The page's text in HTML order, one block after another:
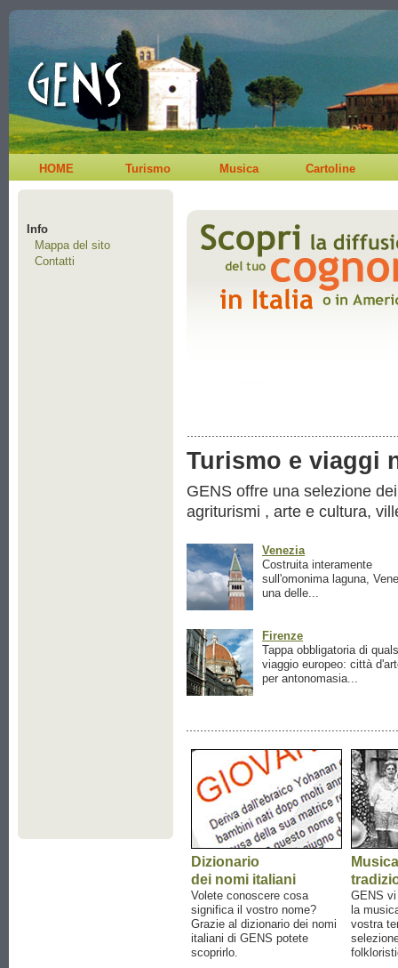
HOME Turismo Musica Cartoline
Info
Mappa del sito
Contatti
Turismo e viaggi
GENS offre una selezione
agriturismi , arte e cultura,
Venezia
Costruita interamente
sull'omonima laguna,
una delle...
Firenze
Tappa obbligatoria di
viaggio europeo: città
per antonomasia...
Dizionario
dei nomi italiani
Volete conoscere cosa
significa il vostro nome?
Grazie al dizionario dei nomi
italiani di GENS potete
scoprirlo.
Musica
GENS
la
vostra